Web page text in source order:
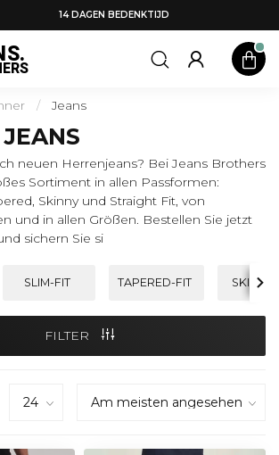
14 DAGEN BEDENKTIJD
/ Jeans
neuen Herrenjeans? Bei Jeans Brothers
Sortiment in allen Passformen:
Skinny und Straight Fit, von
und in allen Größen. Bestellen Sie jetzt
sichern Sie si
SLIM-FIT TAPERED-FIT SKINNY-
FILTER